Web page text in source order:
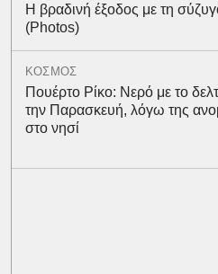
Η βραδινή έξοδος με τη
(Photos)
ΚΟΣΜΟΣ
Πουέρτο Ρίκο: Νερό με το
την Παρασκευή, λόγω της
στο νησί